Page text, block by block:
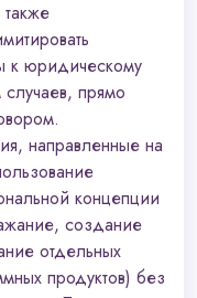
к юридическому
прямо
направленные на
концепции
создание
отдельных
продуктов) без